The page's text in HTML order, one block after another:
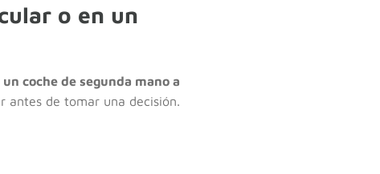
o en un
coche de segunda mano a
antes de tomar una decisión.